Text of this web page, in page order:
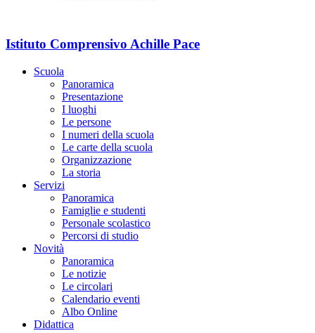
Istituto Comprensivo Achille Pace
Scuola
Panoramica
Presentazione
I luoghi
Le persone
I numeri della scuola
Le carte della scuola
Organizzazione
La storia
Servizi
Panoramica
Famiglie e studenti
Personale scolastico
Percorsi di studio
Novità
Panoramica
Le notizie
Le circolari
Calendario eventi
Albo Online
Didattica